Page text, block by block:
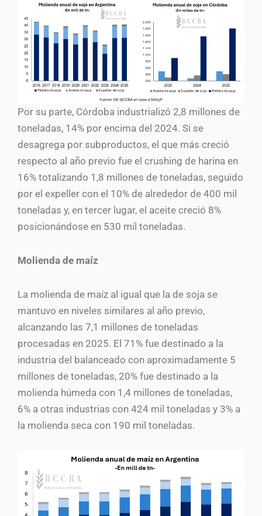
Por su parte, Córdoba industrializó 2,8 millones de
toneladas, 14% por encima del 2024. Si se
desagrega por subproductos, el que más creció
respecto al año previo fue el crushing de harina en
16% totalizando 1,8 millones de toneladas, seguido
por el expeller con el 10% de alrededor de 400 mil
toneladas y, en tercer lugar, el aceite creció 8%
posicionándose en 530 mil toneladas.
Molienda de maíz
La molienda de maíz al igual que la de soja se
mantuvo en niveles similares al año previo,
alcanzando las 7,1 millones de toneladas
procesadas en 2025. El 71% fue destinado a la
industria del balanceado con aproximadamente 5
millones de toneladas, 20% fue destinado a la
molienda húmeda con 1,4 millones de toneladas,
6% a otras industrias con 424 mil toneladas y 3% a
la molienda seca con 190 mil toneladas.